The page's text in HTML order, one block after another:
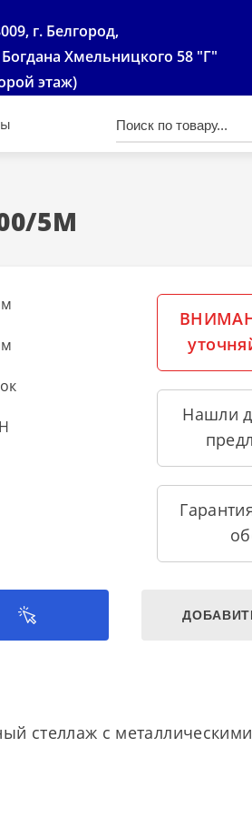
г. Белгород,
Хмельницкого 58 "Г"
этаж)
5М
Нашли
стеллаж с